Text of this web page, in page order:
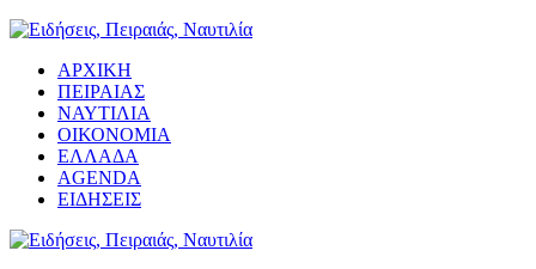
ΑΡΧΙΚΗ
ΠΕΙΡΑΙΑΣ
ΝΑΥΤΙΛΙΑ
ΟΙΚΟΝΟΜΙΑ
ΕΛΛΑΔΑ
AGENDA
ΕΙΔΗΣΕΙΣ